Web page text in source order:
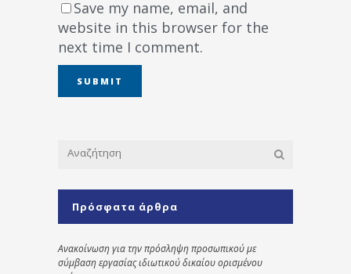
Save my name, email, and
website in this browser for the
next time I comment.
Πρόσφατα άρθρα
Ανακοίνωση για την πρόσληψη προσωπικού με
σύμβαση εργασίας ιδιωτικού δικαίου ορισμένου